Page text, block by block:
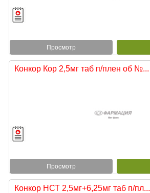
Просмотр
Конкор Кор 2,5мг таб п/плен об №...
Просмотр
Конкор НСТ 2,5мг+6,25мг таб п/пл...